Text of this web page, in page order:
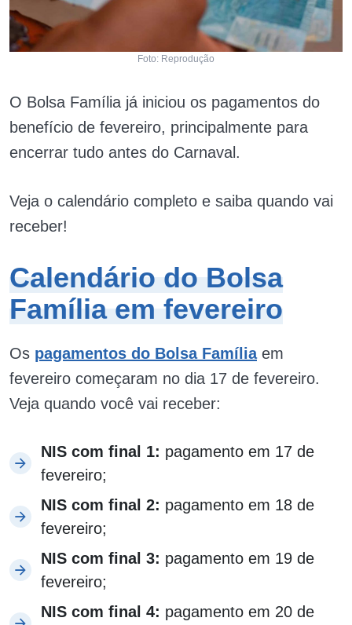
Foto: Reprodução
O Bolsa Família já iniciou os pagamentos do
benefício de fevereiro, principalmente para
encerrar tudo antes do Carnaval.
Veja o calendário completo e saiba quando vai
receber!
Calendário do Bolsa
Família em fevereiro
Os pagamentos do Bolsa Famíliaem
fevereiro começaram no dia 17 de fevereiro.
Veja quando você vai receber:
NIS com final 1: pagamento em 17 de
fevereiro;
NIS com final 2: pagamento em 18 de
fevereiro;
NIS com final 3: pagamento em 19 de
fevereiro;
NIS com final 4: pagamento em 20 de